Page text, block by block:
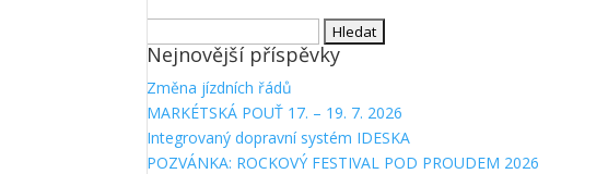
Nejnovější příspěvky
Změna jízdních řádů
MARKÉTSKÁ POUŤ 17. – 19. 7. 2026
Integrovaný dopravní systém IDESKA
POZVÁNKA: ROCKOVÝ FESTIVAL POD PROUDEM 2026